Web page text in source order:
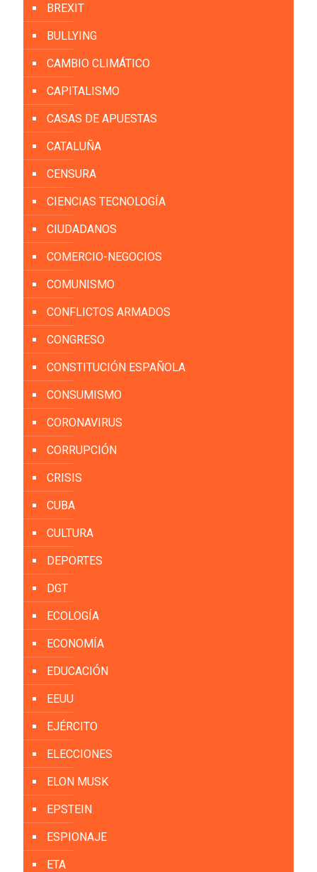
BREXIT
BULLYING
CAMBIO CLIMÁTICO
CAPITALISMO
CASAS DE APUESTAS
CATALUÑA
CENSURA
CIENCIAS TECNOLOGÍA
CIUDADANOS
COMERCIO-NEGOCIOS
COMUNISMO
CONFLICTOS ARMADOS
CONGRESO
CONSTITUCIÓN ESPAÑOLA
CONSUMISMO
CORONAVIRUS
CORRUPCIÓN
CRISIS
CUBA
CULTURA
DEPORTES
DGT
ECOLOGÍA
ECONOMÍA
EDUCACIÓN
EEUU
EJÉRCITO
ELECCIONES
ELON MUSK
EPSTEIN
ESPIONAJE
ETA